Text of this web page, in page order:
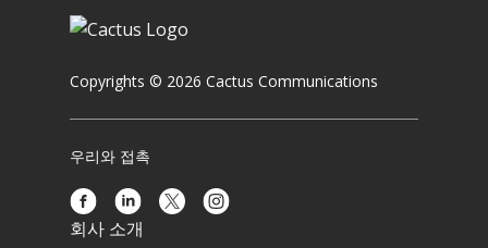
Copyrights © 2026 Cactus Communications
우리와 접촉
회사 소개